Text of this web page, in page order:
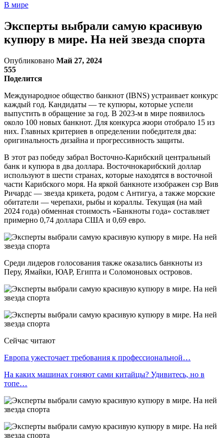
В мире
Эксперты выбрали самую красивую
купюру в мире. На ней звезда спорта
Опубликовано Май 27, 2024
555
Поделится
Международное общество банкнот (IBNS) устраивает конкурс
каждый год. Кандидаты — те купюры, которые успели
выпустить в обращение за год. В 2023-м в мире появилось
около 100 новых банкнот. Для конкурса жюри отобрало 15 из
них. Главных критериев в определении победителя два:
оригинальность дизайна и прогрессивность защиты.
В этот раз победу забрал Восточно-Карибский центральный
банк и купюра в два доллара. Восточнокарибский доллар
используют в шести странах, которые находятся в восточной
части Карибского моря. На яркой банкноте изображен сэр Вив
Ричардс — звезда крикета, родом с Антигуа, а также морские
обитатели — черепахи, рыбы и кораллы. Текущая (на май
2024 года) обменная стоимость «Банкноты года» составляет
примерно 0,74 доллара США и 0,69 евро.
Среди лидеров голосования также оказались банкноты из
Перу, Ямайки, ЮАР, Египта и Соломоновых островов.
Сейчас читают
Европа ужесточает требования к профессиональной…
На каких машинах гоняют сами китайцы? Удивитесь, но в
топе…